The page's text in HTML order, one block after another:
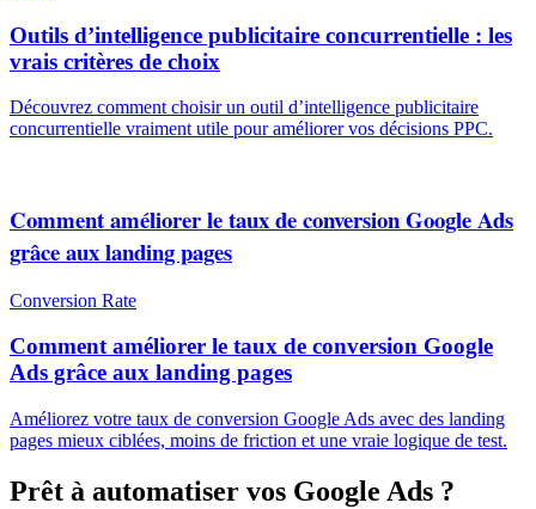
Outils d’intelligence publicitaire concurrentielle : les
vrais critères de choix
Découvrez comment choisir un outil d’intelligence publicitaire
concurrentielle vraiment utile pour améliorer vos décisions PPC.
Comment améliorer le taux de conversion Google Ads
grâce aux landing pages
Conversion Rate
Comment améliorer le taux de conversion Google
Ads grâce aux landing pages
Améliorez votre taux de conversion Google Ads avec des landing
pages mieux ciblées, moins de friction et une vraie logique de test.
Prêt à automatiser vos Google Ads ?